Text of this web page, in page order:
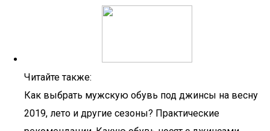
Читайте также:
Как выбрать мужскую обувь под джинсы на весну
2019, лето и другие сезоны? Практические